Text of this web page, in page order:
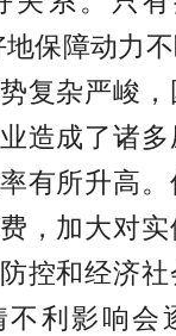
保障动力
复杂严峻
造成了诸多
有所升高
，加大对
控和经济
不利影响会